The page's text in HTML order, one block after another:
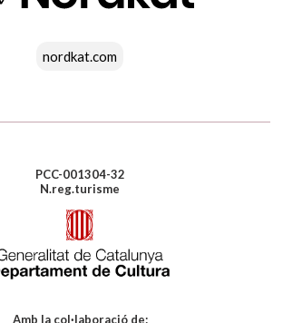
nordkat.com
PCC-001304-32
N.reg.turisme
Amb la col·laboració de: